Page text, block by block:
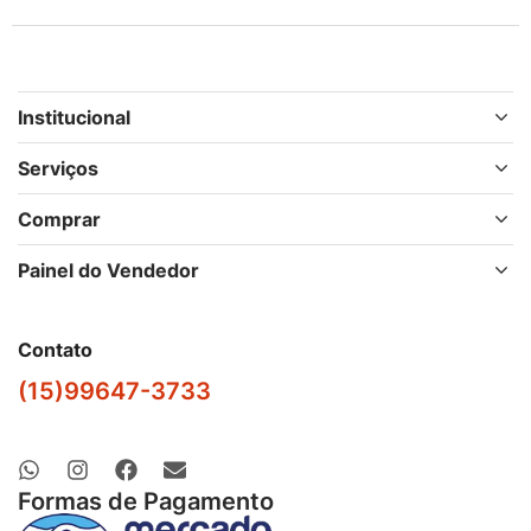
Institucional
Serviços
Comprar
Painel do Vendedor
Contato
(15)99647-3733
Formas de Pagamento